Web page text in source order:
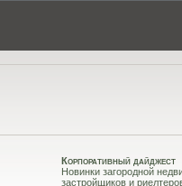
Корпоративный дайджест
Новинки загородной
застройщиков и